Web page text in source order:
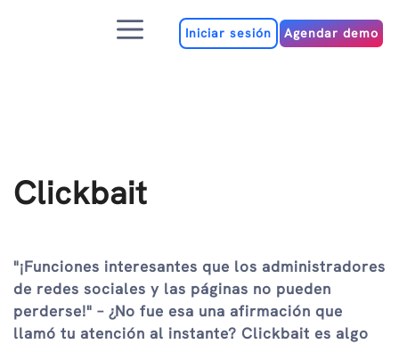
MenúIniciar sesión Agendar demo
Clickbait
"¡Funciones interesantes que los administradores
de redes sociales y las páginas no pueden
perderse!" – ¿No fue esa una afirmación que
llamó tu atención al instante? Clickbait es algo